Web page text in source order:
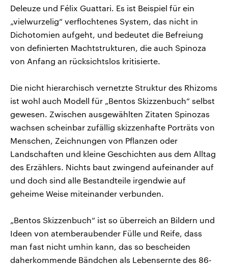
Deleuze und Félix Guattari. Es ist Beispiel für ein
„vielwurzelig“ verflochtenes System, das nicht in
Dichotomien aufgeht, und bedeutet die Befreiung
von definierten Machtstrukturen, die auch Spinoza
von Anfang an rücksichtslos kritisierte.
Die nicht hierarchisch vernetzte Struktur des Rhizoms
ist wohl auch Modell für „Bentos Skizzenbuch“ selbst
gewesen. Zwischen ausgewählten Zitaten Spinozas
wachsen scheinbar zufällig skizzenhafte Porträts von
Menschen, Zeichnungen von Pflanzen oder
Landschaften und kleine Geschichten aus dem Alltag
des Erzählers. Nichts baut zwingend aufeinander auf
und doch sind alle Bestandteile irgendwie auf
geheime Weise miteinander verbunden.
„Bentos Skizzenbuch“ ist so überreich an Bildern und
Ideen von atemberaubender Fülle und Reife, dass
man fast nicht umhin kann, das so bescheiden
daherkommende Bändchen als Lebensernte des 86-